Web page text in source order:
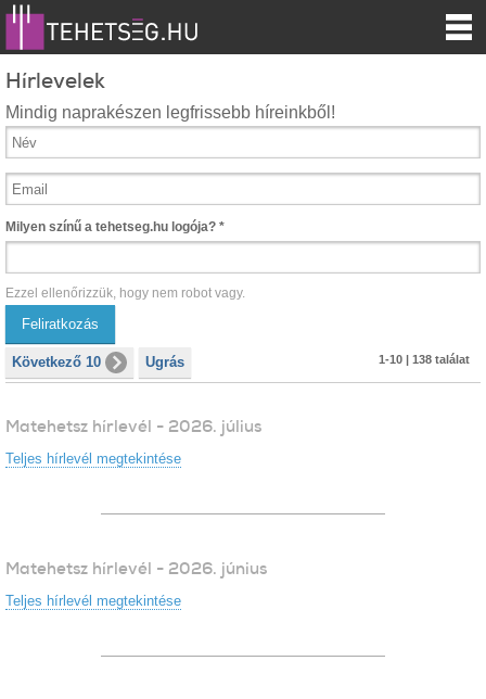
Hírlevelek
Mindig naprakészen legfrissebb híreinkből!
Milyen színű a tehetseg.hu logója? *
Ezzel ellenőrizzük, hogy nem robot vagy.
Következő 10 Ugrás 1-10 | 138 találat
Matehetsz hírlevél - 2026. július
Teljes hírlevél megtekintése
Matehetsz hírlevél - 2026. június
Teljes hírlevél megtekintése